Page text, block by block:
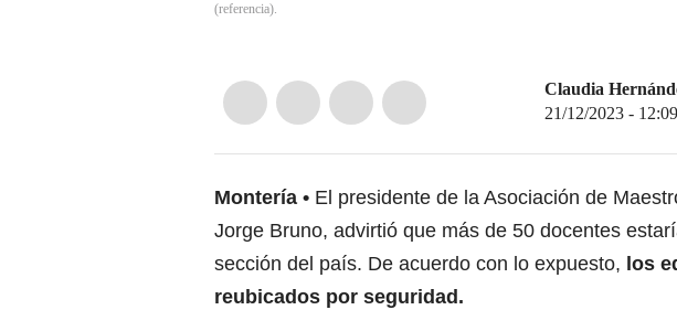
(referencia).
Claudia
21/12/2023 - 12:09
Montería
El presidente de la Asociación de
Jorge Bruno, advirtió que más de 50 docentes
sección del país. De acuerdo con lo expuesto, los
reubicados por seguridad.